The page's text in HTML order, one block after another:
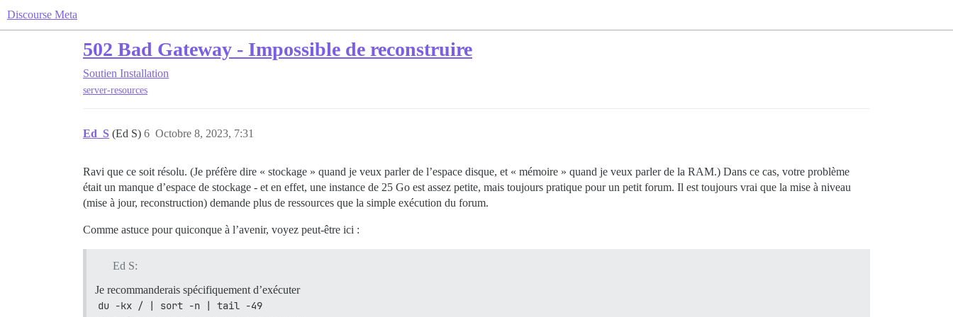
Discourse Meta
502 Bad Gateway - Impossible de reconstruire
Soutien Installation
server-resources
Ed_S (Ed S) Octobre 8, 2023, 7:31
6
Ravi que ce soit résolu. (Je préfère dire « stockage » quand je veux parler de l’espace disque, et « mémoire » quand je veux parler de la RAM.) Dans ce cas, votre problème
était un manque d’espace de stockage - et en effet, une instance de 25 Go est assez petite, mais toujours pratique pour un petit forum. Il est toujours vrai que la mise à niveau
(mise à jour, reconstruction) demande plus de ressources que la simple exécution du forum.
Comme astuce pour quiconque à l’avenir, voyez peut-être ici :
Ed S:
Je recommanderais spécifiquement d’exécuter
du -kx / | sort -n | tail -49